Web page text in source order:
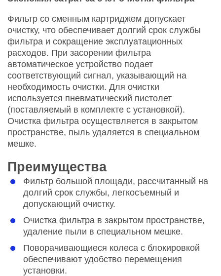
Фильтр со сменным картриджем допускает
очистку, что обеспечивает долгий срок службы
фильтра и сокращение эксплуатационных
расходов. При засорении фильтра
автоматическое устройство подает
соответствующий сигнал, указывающий на
необходимость очистки. Для очистки
используется пневматический пистолет
(поставляемый в комплекте с установкой).
Очистка фильтра осуществляется в закрытом
пространстве, пыль удаляется в специальном
мешке.
Преимущества
Фильтр большой площади, рассчитанный на
долгий срок службы, легкосъемный и
допускающий очистку.
Очистка фильтра в закрытом пространстве,
удаление пыли в специальном мешке.
Поворачивающиеся колеса с блокировкой
обеспечивают удобство перемещения
установки.